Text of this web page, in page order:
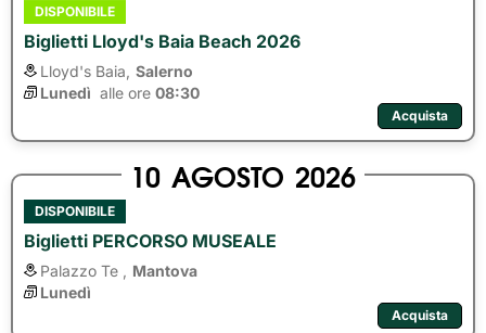
DISPONIBILE
Biglietti Lloyd's Baia Beach 2026
Lloyd's Baia, Salerno
Lunedì alle ore 08:30
Acquista
10 AGOSTO 2026
DISPONIBILE
Biglietti PERCORSO MUSEALE
Palazzo Te ,
Mantova
Lunedì
Acquista